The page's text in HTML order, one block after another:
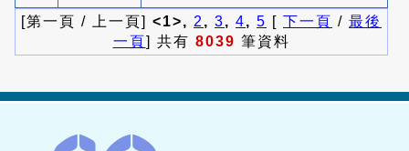
[第一頁 / 上一頁] <1>, 2 , 3, 4, 5 [ 下一頁 / 最後
一頁] 共有 8039 筆資料